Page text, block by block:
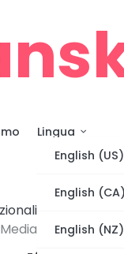
Lingua
English (US)
English (CA)
English (NZ)